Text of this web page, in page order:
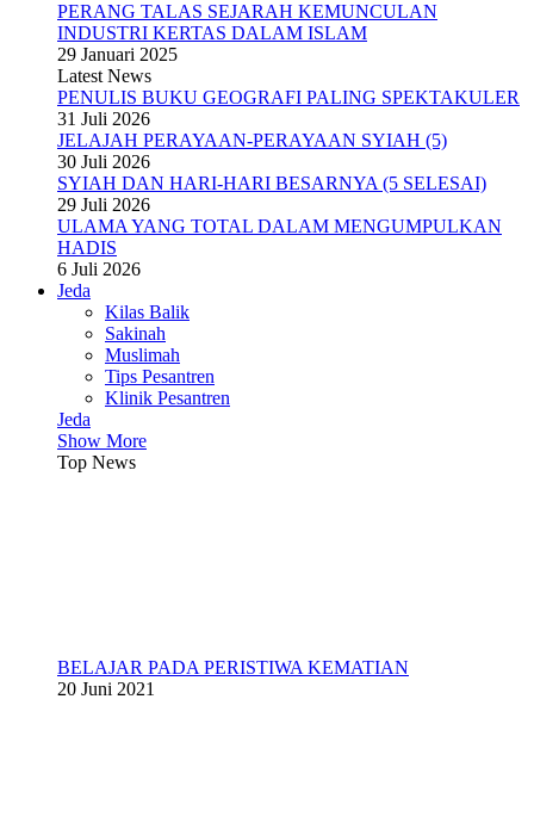
PERANG TALAS SEJARAH KEMUNCULAN
INDUSTRI KERTAS DALAM ISLAM
29 Januari 2025
Latest News
PENULIS BUKU GEOGRAFI PALING SPEKTAKULER
31 Juli 2026
JELAJAH PERAYAAN-PERAYAAN SYIAH (5)
30 Juli 2026
SYIAH DAN HARI-HARI BESARNYA (5 SELESAI)
29 Juli 2026
ULAMA YANG TOTAL DALAM MENGUMPULKAN
HADIS
6 Juli 2026
Jeda
Kilas Balik
Sakinah
Muslimah
Tips Pesantren
Klinik Pesantren
Jeda
Show More
Top News
BELAJAR PADA PERISTIWA KEMATIAN
20 Juni 2021